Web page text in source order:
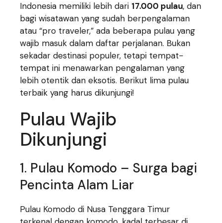
Indonesia memiliki lebih dari 17.000 pulau, dan
bagi wisatawan yang sudah berpengalaman
atau “pro traveler,” ada beberapa pulau yang
wajib masuk dalam daftar perjalanan. Bukan
sekadar destinasi populer, tetapi tempat-
tempat ini menawarkan pengalaman yang
lebih otentik dan eksotis. Berikut lima pulau
terbaik yang harus dikunjungi!
Pulau Wajib
Dikunjungi
1. Pulau Komodo – Surga bagi
Pencinta Alam Liar
Pulau Komodo di Nusa Tenggara Timur